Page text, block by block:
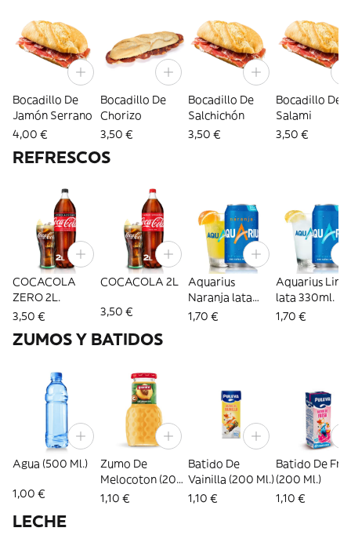
Bocadillo De
Jamón Serrano
4,00 €
Bocadillo De
Chorizo
3,50 €
Bocadillo De
Salchichón
3,50 €
Bocadillo De
Salami
3,50 €
REFRESCOS
COCACOLA
ZERO 2L.
3,50 €
COCACOLA 2L
3,50 €
Aquarius
Naranja lata
330ml.
1,70 €
Aquarius
lata 330ml.
1,70 €
ZUMOS Y BATIDOS
Agua (500 Ml.)
1,00 €
Zumo De
Melocoton (200
Ml.)
1,10 €
Batido De
Vainilla (200 Ml.)
1,10 €
Batido De
(200 Ml.)
1,10 €
LECHE